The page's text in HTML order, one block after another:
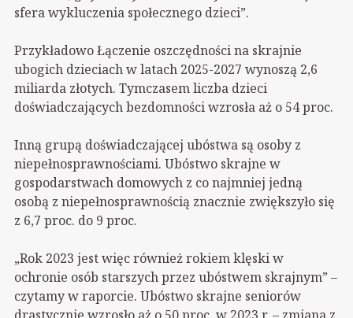
sfera wykluczenia społecznego dzieci”.
Przykładowo Łączenie oszczędności na skrajnie
ubogich dzieciach w latach 2025-2027 wynoszą 2,6
miliarda złotych. Tymczasem liczba dzieci
doświadczających bezdomności wzrosła aż o 54 proc.
Inną grupą doświadczającej ubóstwa są osoby z
niepełnosprawnościami. Ubóstwo skrajne w
gospodarstwach domowych z co najmniej jedną
osobą z niepełnosprawnością znacznie zwiększyło się
z 6,7 proc. do 9 proc.
„Rok 2023 jest więc również rokiem klęski w
ochronie osób starszych przez ubóstwem skrajnym” –
czytamy w raporcie. Ubóstwo skrajne seniorów